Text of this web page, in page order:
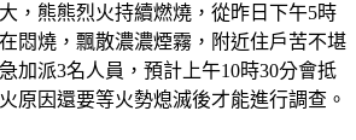
，熊熊烈火持續燃燒，從昨日下午5時
悶燒，飄散濃濃煙霧，附近住戶苦不堪
加派3名人員，預計上午10時30分會抵
原因還要等火勢熄滅後才能進行調查。